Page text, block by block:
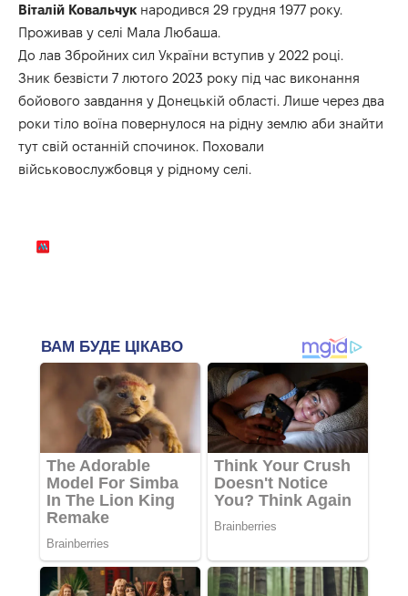
Віталій Ковальчук народився 29 грудня 1977 року.
Проживав у селі Мала Любаша.
До лав Збройних сил України вступив у 2022 році.
Зник безвісти 7 лютого 2023 року під час виконання
бойового завдання у Донецькій області. Лише через два
роки тіло воїна повернулося на рідну землю аби знайти
тут свій останній спочинок. Поховали
військовослужбовця у рідному селі.